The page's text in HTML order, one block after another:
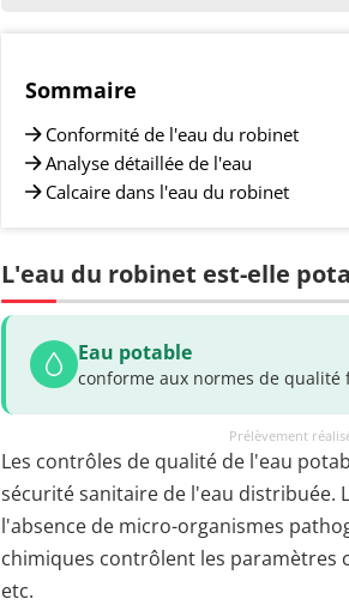
Sommaire
Conformité de l'eau du robinet
Analyse détaillée de l'eau
Calcaire dans l'eau du robinet
L'eau du robinet est-elle
Eau potable
conforme aux normes de qualité
Prélèvement
Les contrôles de qualité de l'eau
sécurité sanitaire de l'eau distribuée.
l'absence de micro-organismes
chimiques contrôlent les paramètres
etc.